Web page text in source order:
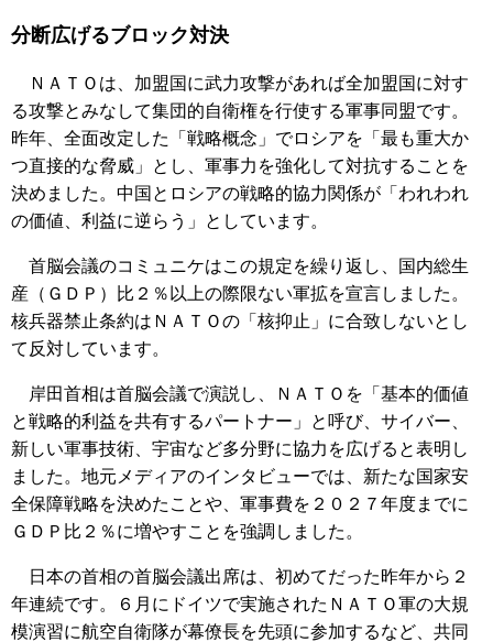
分断広げるブロック対決
ＮＡＴＯは、加盟国に武力攻撃があれば全加盟国に対す
る攻撃とみなして集団的自衛権を行使する軍事同盟です。
昨年、全面改定した「戦略概念」でロシアを「最も重大か
つ直接的な脅威」とし、軍事力を強化して対抗することを
決めました。中国とロシアの戦略的協力関係が「われわれ
の価値、利益に逆らう」としています。
首脳会議のコミュニケはこの規定を繰り返し、国内総生
産（ＧＤＰ）比２％以上の際限ない軍拡を宣言しました。
核兵器禁止条約はＮＡＴＯの「核抑止」に合致しないとし
て反対しています。
岸田首相は首脳会議で演説し、ＮＡＴＯを「基本的価値
と戦略的利益を共有するパートナー」と呼び、サイバー、
新しい軍事技術、宇宙など多分野に協力を広げると表明し
ました。地元メディアのインタビューでは、新たな国家安
全保障戦略を決めたことや、軍事費を２０２７年度までに
ＧＤＰ比２％に増やすことを強調しました。
日本の首相の首脳会議出席は、初めてだった昨年から２
年連続です。６月にドイツで実施されたＮＡＴＯ軍の大規
模演習に航空自衛隊が幕僚長を先頭に参加するなど、共同